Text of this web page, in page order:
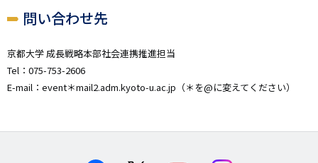
問い合わせ先
京都大学 成長戦略本部社会連携推進担当
Tel：075-753-2606
E-mail：event＊mail2.adm.kyoto-u.ac.jp（＊を@に変えてください）